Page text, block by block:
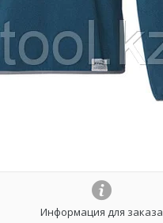
Информация для заказа